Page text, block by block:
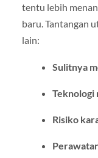
tentu lebih
baru. Tantangan
lain:
Sulitnya
Teknologi
Risiko